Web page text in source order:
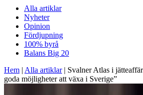
Alla artiklar
Nyheter
Opinion
Fördjupning
100% byrå
Balans Big 20
Hem | Alla artiklar| Svalner Atlas i
goda möjligheter att växa i Sverige”